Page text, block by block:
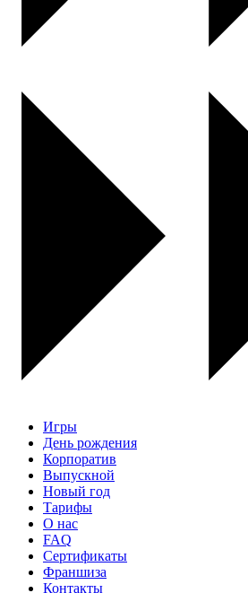
Игры
День рождения
Корпоратив
Выпускной
Новый год
Тарифы
О нас
FAQ
Сертификаты
Франшиза
Контакты